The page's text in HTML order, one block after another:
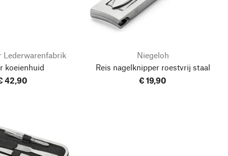
Lederwarenfabrik
koeienhuid
42,90
Niegeloh
Reis nagelknipper roestvrij staal
€ 19,90